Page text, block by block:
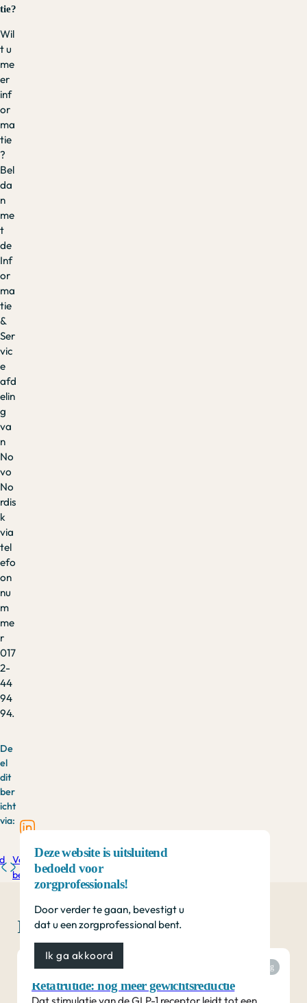
tie?
Wil
t u
me
er
inf
or
ma
tie
?
Bel
da
n
me
t
de
Inf
or
ma
tie
&
Ser
vic
e
afd
elin
g
va
n
No
vo
No
rdis
k
via
tel
efo
on
nu
m
me
r
017
2-
44
94
94.
De
el
dit
ber
icht
via:
Vorig
bericht
Interessant voor u...
Congresverslag
Retatrutide: nog meer gewichtsreductie
Deze website is uitsluitend
bedoeld voor
zorgprofessionals!
Door verder te gaan, bevestigt u
dat u een zorgprofessional bent.
Ik ga akkoord